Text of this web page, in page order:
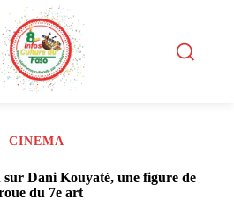
CINEMA
Dani Kouyaté, une figure de
du 7e art